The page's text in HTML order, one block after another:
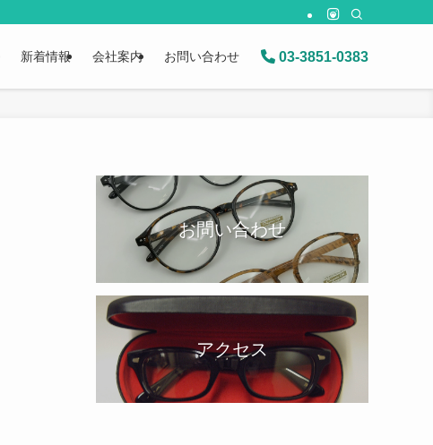
新着情報 会社案内 お問い合わせ 03-3851-0383
お問い合わせ
アクセス